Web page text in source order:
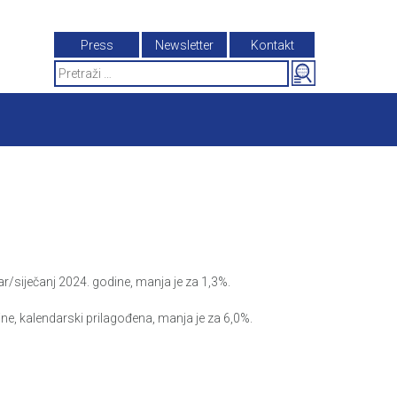
Press Newsletter
Kontakt
Search
for:
2024. godine, manja je za 1,3%.
kalendarski prilagođena, manja je za 6,0%.